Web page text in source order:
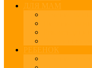
ДЛЯ МАМ
РЕБЕНОК